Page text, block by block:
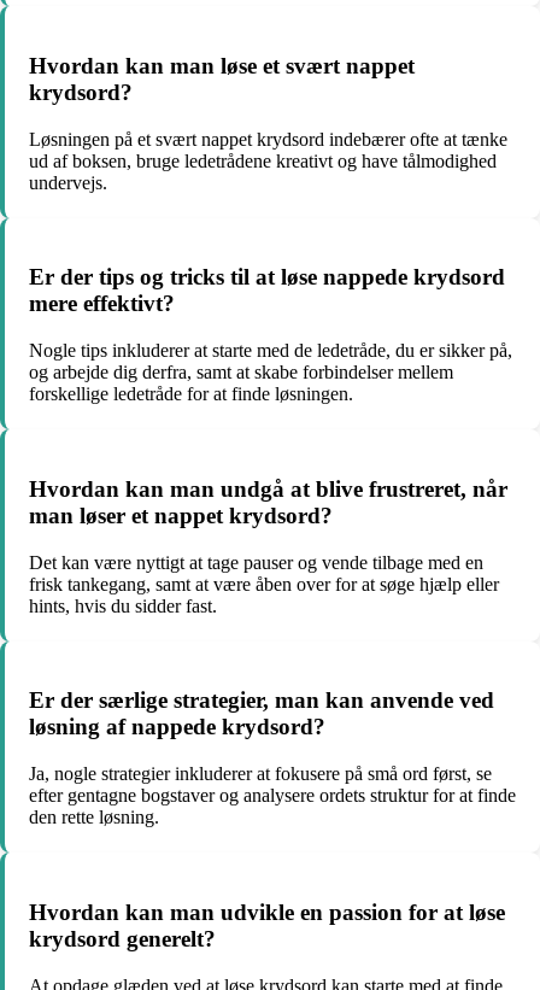
Hvordan kan man løse et svært nappet
krydsord?
Løsningen på et svært nappet krydsord indebærer ofte at tænke
ud af boksen, bruge ledetrådene kreativt og have tålmodighed
undervejs.
Er der tips og tricks til at løse nappede krydsord
mere effektivt?
Nogle tips inkluderer at starte med de ledetråde, du er sikker på,
og arbejde dig derfra, samt at skabe forbindelser mellem
forskellige ledetråde for at finde løsningen.
Hvordan kan man undgå at blive frustreret, når
man løser et nappet krydsord?
Det kan være nyttigt at tage pauser og vende tilbage med en
frisk tankegang, samt at være åben over for at søge hjælp eller
hints, hvis du sidder fast.
Er der særlige strategier, man kan anvende ved
løsning af nappede krydsord?
Ja, nogle strategier inkluderer at fokusere på små ord først, se
efter gentagne bogstaver og analysere ordets struktur for at finde
den rette løsning.
Hvordan kan man udvikle en passion for at løse
krydsord generelt?
At opdage glæden ved at løse krydsord kan starte med at finde